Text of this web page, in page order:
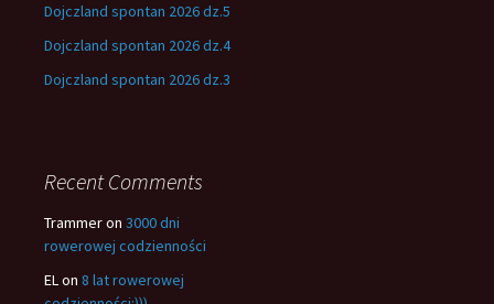
Dojczland spontan 2026 dz.5
Dojczland spontan 2026 dz.4
Dojczland spontan 2026 dz.3
Recent Comments
Trammeron 3000 dni
rowerowej codzienności
ELon 8 lat rowerowej